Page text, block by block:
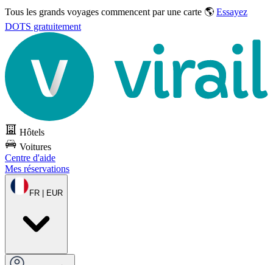
Tous les grands voyages commencent par une carte 🌎 Essayez
DOTS gratuitement
Hôtels
Voitures
Centre d'aide
Mes réservations
FR | EUR